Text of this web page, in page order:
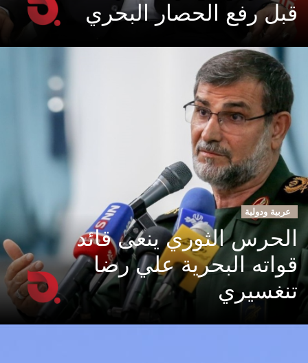
قبل رفع الحصار البحري
عربية ودولية
الحرس الثوري ينعى قائد
قواته البحرية علي رضا
تنغسيري